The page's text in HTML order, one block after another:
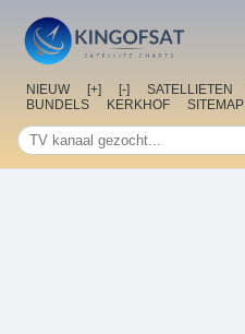
NIEUW [+] [-] SATELLIETEN
BUNDELS
KERKHOF SITEMAP